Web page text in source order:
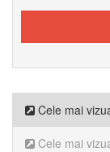
Cele mai
Cele mai